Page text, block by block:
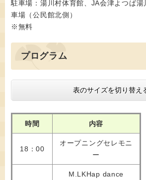
駐車場：湯川村体育館、JA会津よつば湯
車場（公民館北側）
※無料
プログラム
表のサイズを切り替え
時間 内容
18：00
オープニングセレモニ
ー
M.LKHap dance